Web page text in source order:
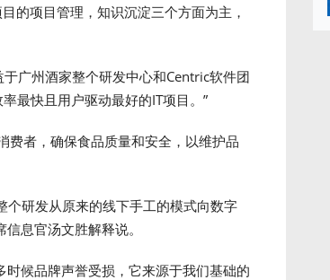
的项目管理，知识沉淀三个方面为主，
广州酒家整个研发中心和Centric软件团
最快且用户驱动最好的IT项目。”
费者，确保食品质量和安全，以维护品
个研发从原来的线下手工的模式向数字
息官汤文胜解释说。
候品牌声誉受损，它来源于我们基础的